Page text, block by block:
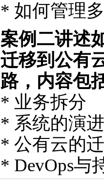
* 如何管理
案例二讲述
迁移到公有
路，内容包
* 业务拆分
* 系统的演进
* 公有云的
* DevOps与